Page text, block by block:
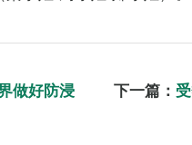
做好防浸
下一篇：